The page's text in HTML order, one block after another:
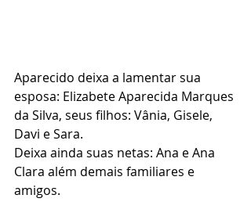
Aparecido deixa a lamentar sua
esposa: Elizabete Aparecida Marques
da Silva, seus filhos: Vânia, Gisele,
Davi e Sara.
Deixa ainda suas netas: Ana e Ana
Clara além demais familiares e
amigos.